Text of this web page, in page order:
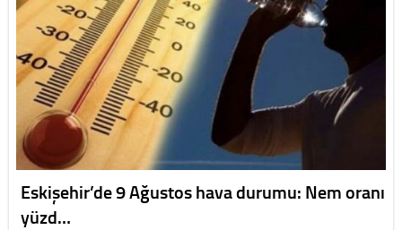
Eskişehir’de 9 Ağustos hava durumu: Nem oranı
yüzd…